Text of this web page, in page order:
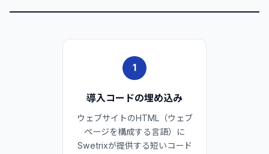
1
導入コードの埋め込み
ウェブサイトのHTML（ウェブ
ページを構成する言語）に
Swetrixが提供する短いコード